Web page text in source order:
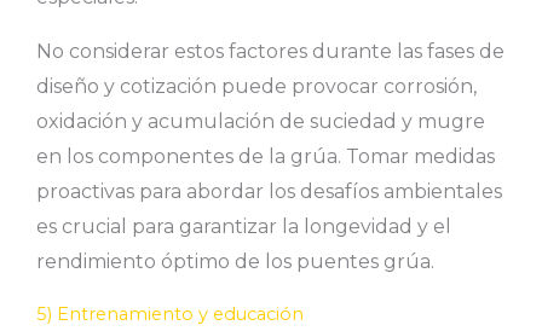
No considerar estos factores durante las fases de
diseño y cotización puede provocar corrosión,
oxidación y acumulación de suciedad y mugre
en los componentes de la grúa. Tomar medidas
proactivas para abordar los desafíos ambientales
es crucial para garantizar la longevidad y el
rendimiento óptimo de los puentes grúa.
5) Entrenamiento y educación